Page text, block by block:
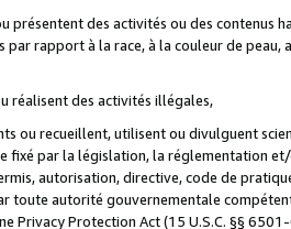
présentent des activités ou des contenus
par rapport à la race, à la couleur de
réalisent des activités illégales,
ou recueillent, utilisent ou divulguent
fixé par la législation, la réglementation
autorisation, directive, code de
toute autorité gouvernementale
Privacy Protection Act (15 U.S.C. §§